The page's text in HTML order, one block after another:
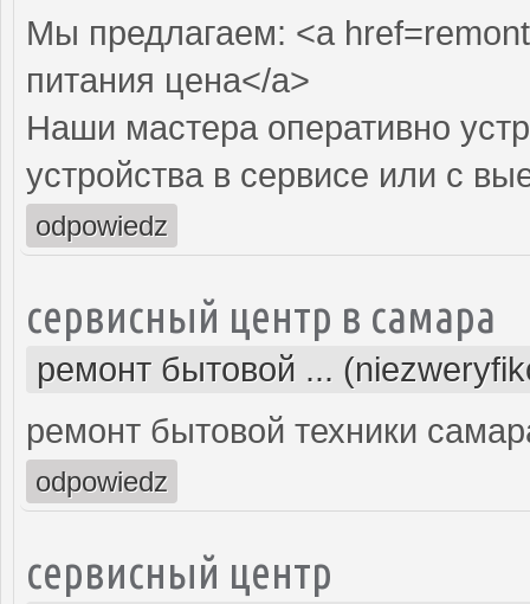
Мы предлагаем: <a
питания цена</a>
Наши мастера оперативно
устройства в сервисе или с
odpowiedz
сервисный центр в самара
ремонт бытовой ...
ремонт бытовой техники
odpowiedz
сервисный центр